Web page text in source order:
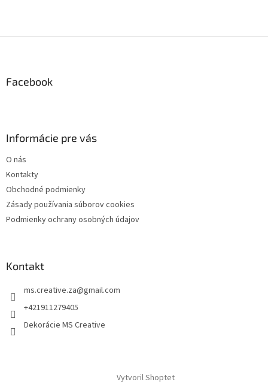
Facebook
Informácie pre vás
O nás
Kontakty
Obchodné podmienky
Zásady používania súborov cookies
Podmienky ochrany osobných údajov
Kontakt
ms.creative.za@gmail.com
+421911279405
Dekorácie MS Creative
Vytvoril Shoptet